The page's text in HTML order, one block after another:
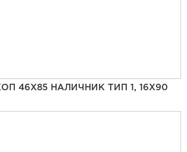
46Х85 НАЛИЧНИК ТИП 1, 16Х90